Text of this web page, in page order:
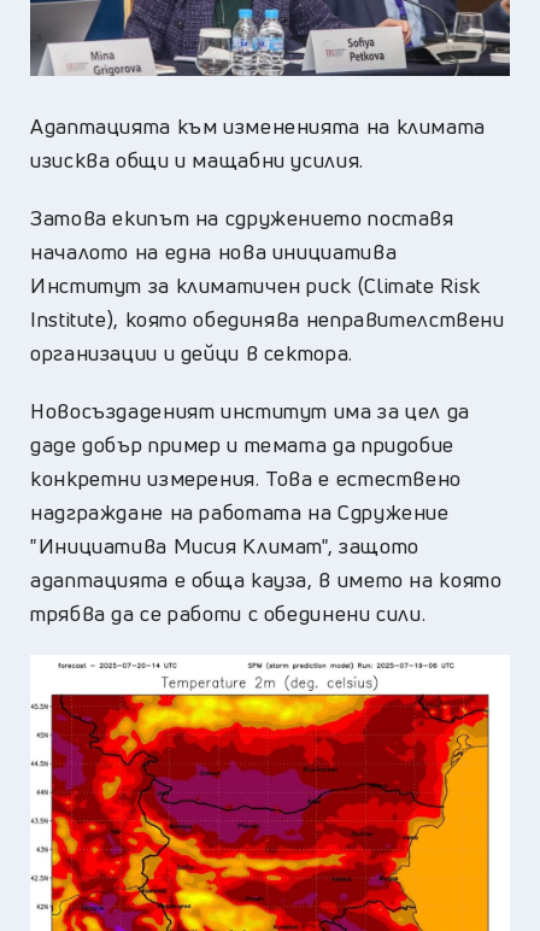
Адаптацията към измененията на климата
изисква общи и мащабни усилия.
Затова екипът на сдружението поставя
началото на една нова инициатива
Институт за климатичен риск (Climate Risk
Institute), която обединява неправителствени
организации и дейци в сектора.
Новосъздаденият институт има за цел да
даде добър пример и темата да придобие
конкретни измерения. Това е естествено
надграждане на работата на Сдружение
"Инициатива Мисия Климат", защото
адаптацията е обща кауза, в името на която
трябва да се работи с обединени сили.